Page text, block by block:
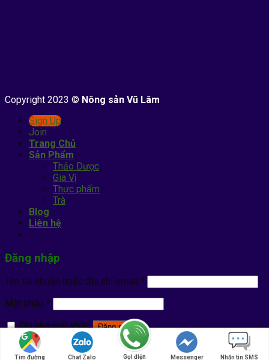
Copyright 2023 © Nông sản Vũ Lâm
Sign Up
Join
Trang Chủ
Sản Phẩm
Thảo Dược
Gia Vị
Thực phẩm
Trà
Blog
Liên hệ
Tìm đường Chat Zalo Gọi điện Messenger Nhắn tin SMS
Đăng nhập
Tên tài khoản hoặc địa chỉ email *
Mật khẩu *
Ghi nhớ mật khẩu
Đăng nhập
Quên mật khẩu?